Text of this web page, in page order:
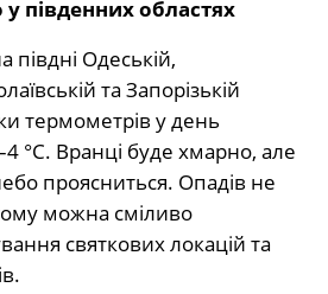
у південних областях
Одеській,
та Запорізькій
термометрів у день
°С. Вранці буде хмарно, але
проясниться. Опадів не
можна сміливо
святкових локацій та